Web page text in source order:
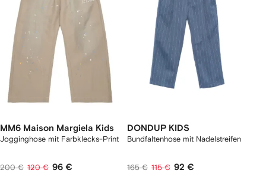
MM6 Maison Margiela Kids
Jogginghose mit Farbklecks-Print
200 € 120 € 96 €
DONDUP KIDS
Bundfaltenhose mit Nadelstreifen
165 € 115 € 92 €